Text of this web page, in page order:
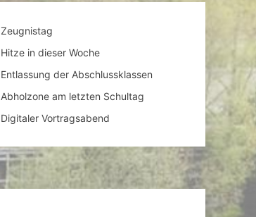
Zeugnistag
Hitze in dieser Woche
Entlassung der Abschlussklassen
Abholzone am letzten Schultag
Digitaler Vortragsabend